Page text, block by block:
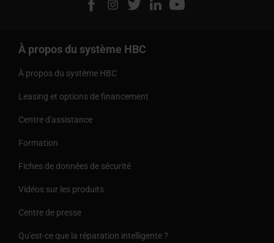
À propos du système HBC
À propos du système HBC
Leasing et options de financement
Centre d'assistance
Formation
Fiches de données de sécurité
Vidéos sur les produits
Centre de presse
Qu'est-ce que la réparation intelligente ?